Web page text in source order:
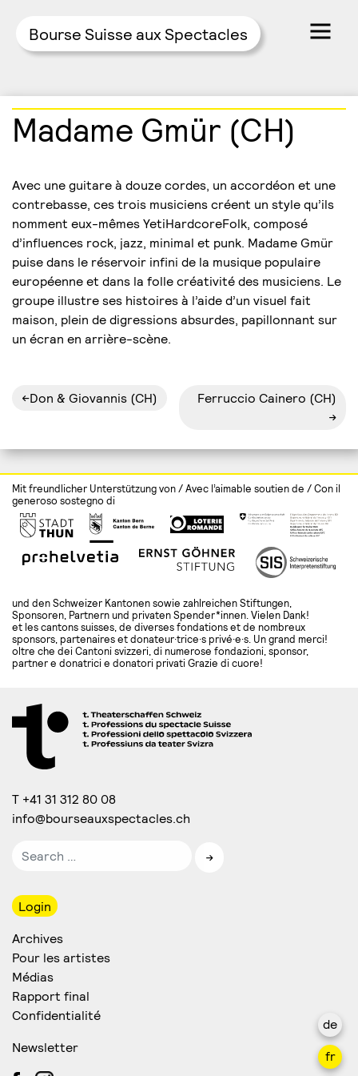
de
fr
Bourse Suisse aux Spectacles
Skip
content
Madame Gmür (CH)
Avec une guitare à douze cordes, un accordéon et une
contrebasse, ces trois musiciens créent un style qu’ils
nomment eux-mêmes YetiHardcoreFolk, composé
d’influences rock, jazz, minimal et punk. Madame Gmür
puise dans le réservoir infini de la musique populaire
européenne et dans la folle créativité des musiciens. Le
groupe illustre ses histoires à l’aide d’un visuel fait
maison, plein de digressions absurdes, papillonnant sur
un écran en arrière-scène.
Navigation
l’article
Don & Giovannis (CH) Ferruccio Cainero (CH)
Mit freundlicher Unterstützung von / Avec l’aimable soutien de / Con il
generoso sostegno di
und den Schweizer Kantonen sowie zahlreichen Stiftungen,
Sponsoren, Partnern und privaten Spender*innen. Vielen Dank!
et les cantons suisses, de diverses fondations et de nombreux
sponsors, partenaires et donateur·trice·s privé·e·s. Un grand merci!
oltre che dei Cantoni svizzeri, di numerose fondazioni, sponsor,
partner e donatrici e donatori privati Grazie di cuore!
T +41 31 312 80 08
info@bourseauxspectacles.ch
Login
Archives
Pour les artistes
Médias
Rapport final
Confidentialité
Newsletter